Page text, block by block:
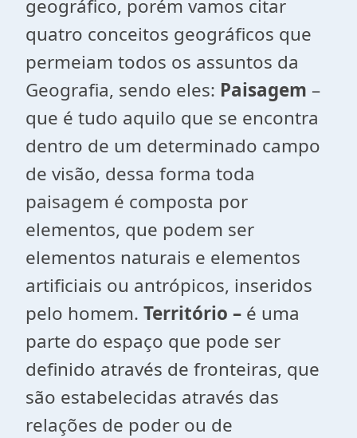
geográfico, porém vamos citar
quatro conceitos geográficos que
permeiam todos os assuntos da
Geografia, sendo eles: Paisagem –
que é tudo aquilo que se encontra
dentro de um determinado campo
de visão, dessa forma toda
paisagem é composta por
elementos, que podem ser
elementos naturais e elementos
artificiais ou antrópicos, inseridos
pelo homem. Território – é uma
parte do espaço que pode ser
definido através de fronteiras, que
são estabelecidas através das
relações de poder ou de